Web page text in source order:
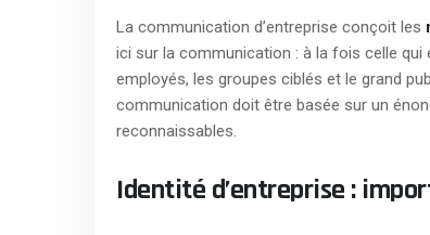
La communication d’entreprise conçoit les
ici sur la communication : à la fois celle qui
employés, les groupes ciblés et le grand
communication doit être basée sur un
reconnaissables.
Identité d’entreprise :